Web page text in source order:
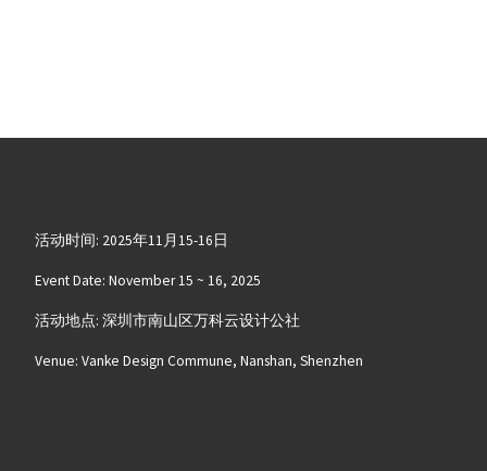
活动时间: 2025年11月15-16日
Event Date: November 15 ~ 16, 2025
活动地点: 深圳市南山区万科云设计公社
Venue: Vanke Design Commune, Nanshan, Shenzhen